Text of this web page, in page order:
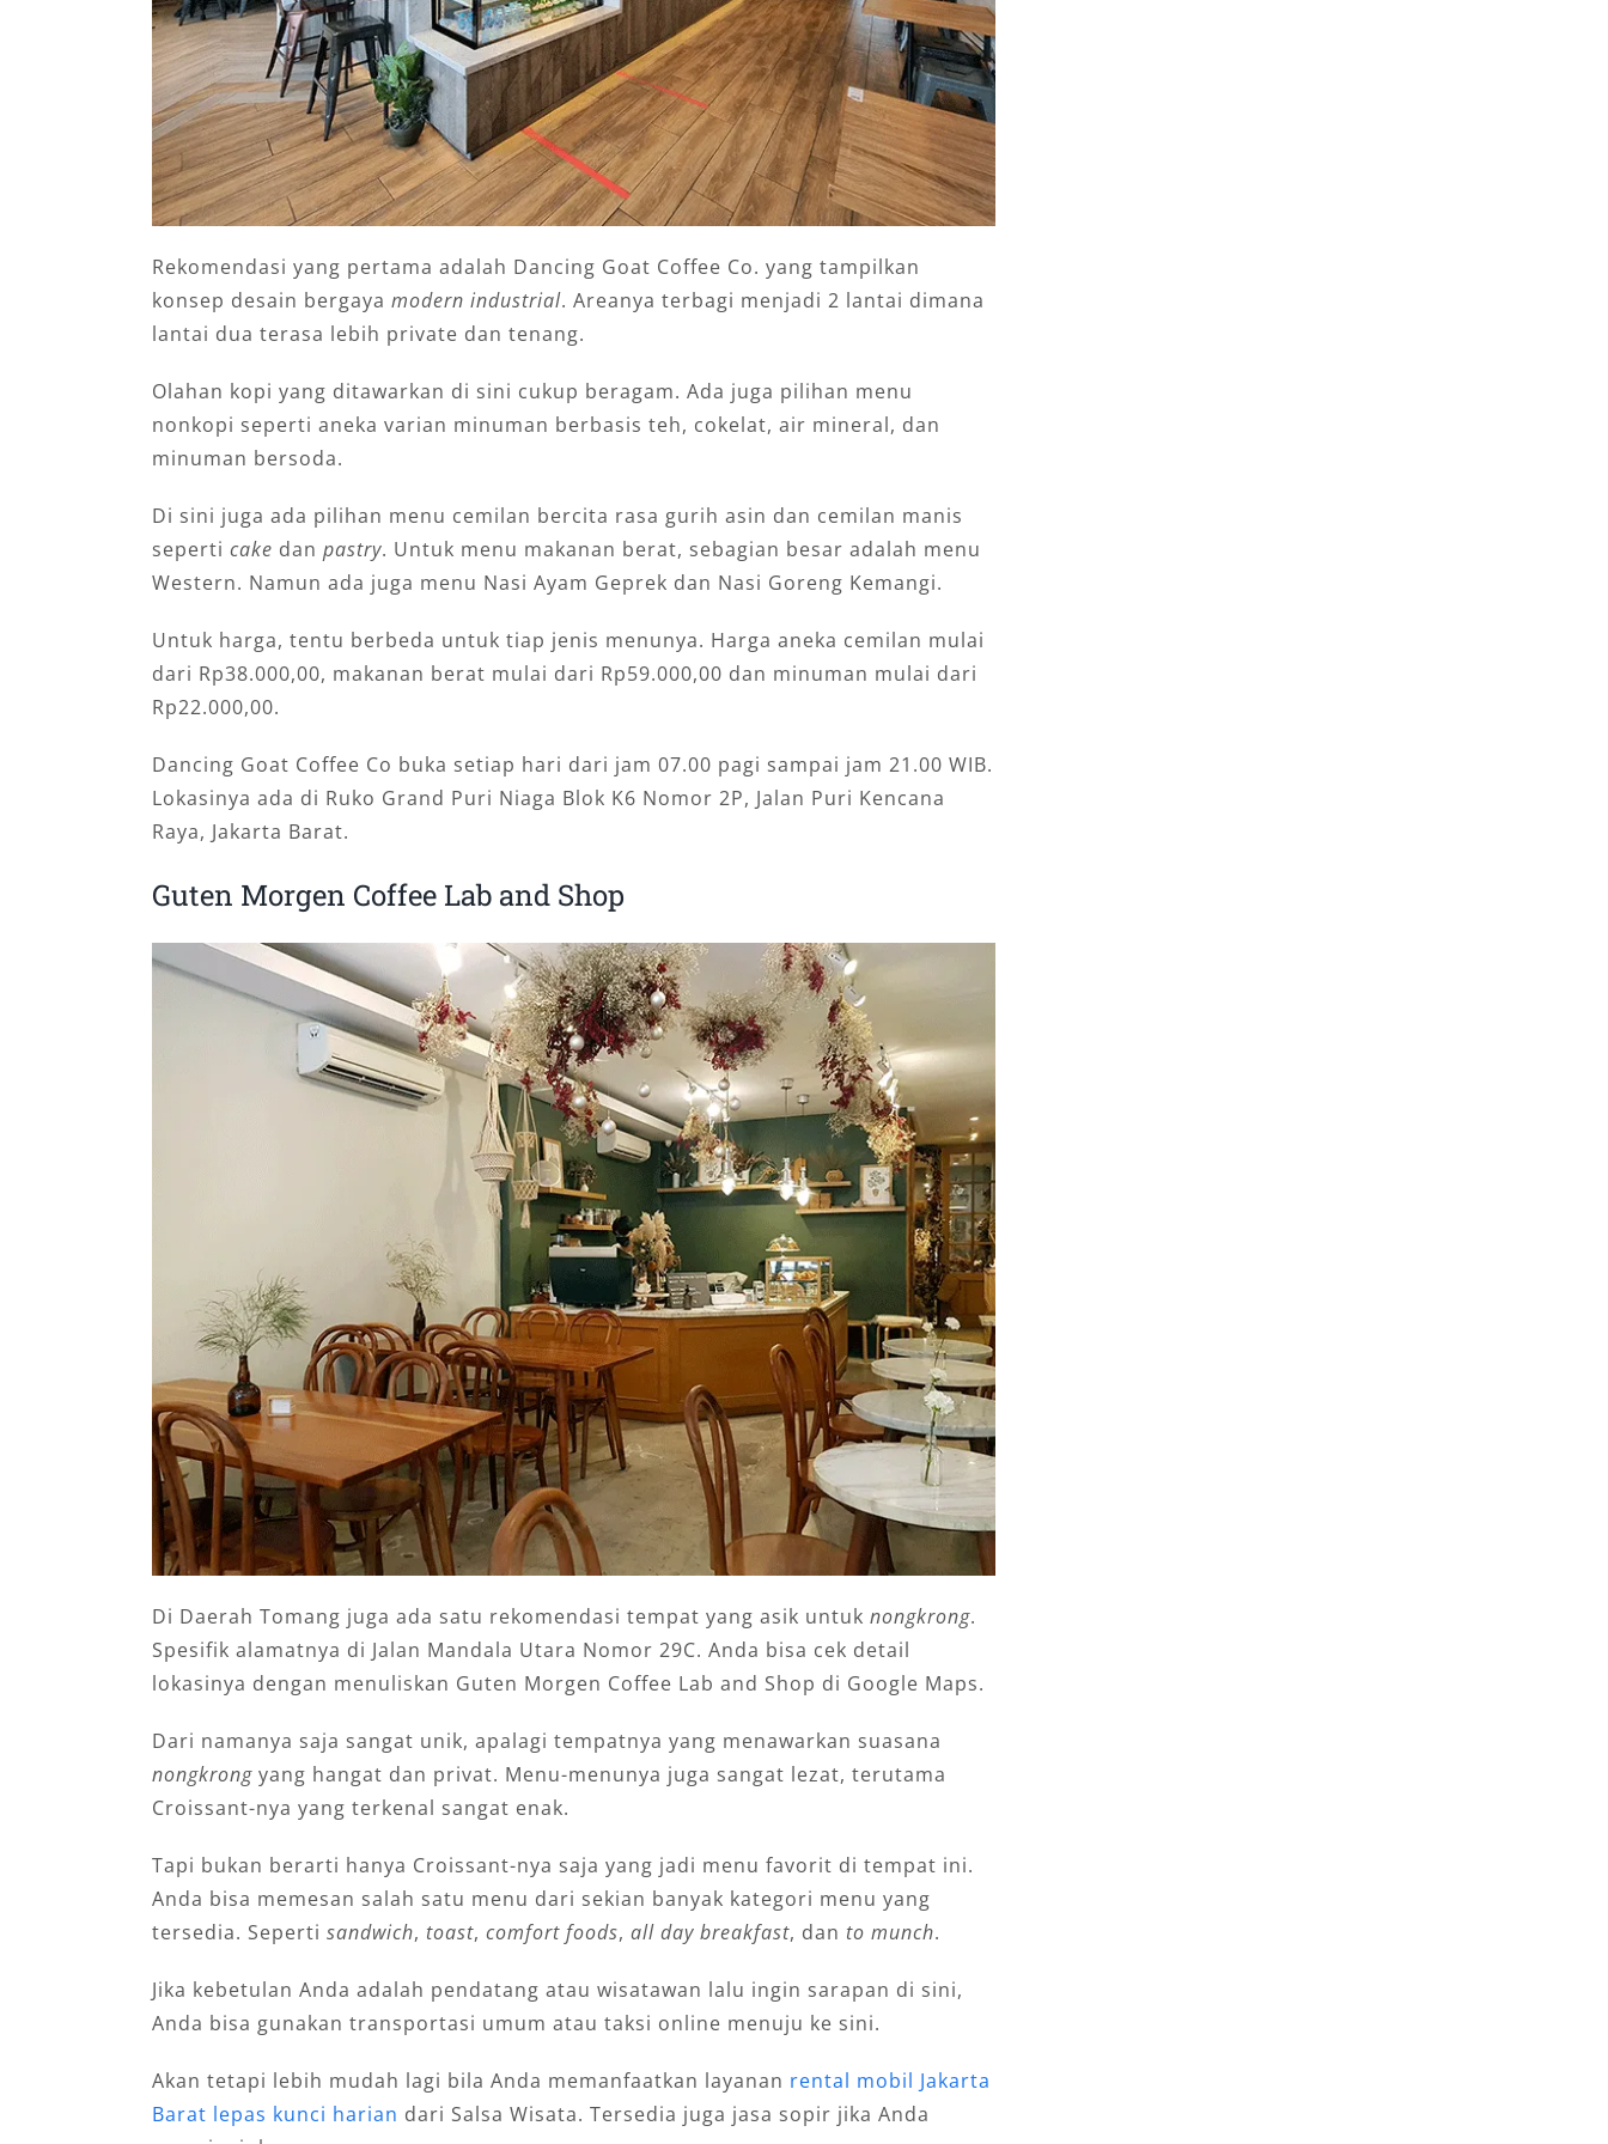
Rekomendasi yang pertama adalah Dancing Goat Coffee Co. yang tampilkan
konsep desain bergaya modern industrial. Areanya terbagi menjadi 2 lantai dimana
lantai dua terasa lebih private dan tenang.
Olahan kopi yang ditawarkan di sini cukup beragam. Ada juga pilihan menu
nonkopi seperti aneka varian minuman berbasis teh, cokelat, air mineral, dan
minuman bersoda.
Di sini juga ada pilihan menu cemilan bercita rasa gurih asin dan cemilan manis
seperti cake dan pastry. Untuk menu makanan berat, sebagian besar adalah menu
Western. Namun ada juga menu Nasi Ayam Geprek dan Nasi Goreng Kemangi.
Untuk harga, tentu berbeda untuk tiap jenis menunya. Harga aneka cemilan mulai
dari Rp38.000,00, makanan berat mulai dari Rp59.000,00 dan minuman mulai dari
Rp22.000,00.
Dancing Goat Coffee Co buka setiap hari dari jam 07.00 pagi sampai jam 21.00 WIB.
Lokasinya ada di Ruko Grand Puri Niaga Blok K6 Nomor 2P, Jalan Puri Kencana
Raya, Jakarta Barat.
Guten Morgen Coffee Lab and Shop
Di Daerah Tomang juga ada satu rekomendasi tempat yang asik untuk nongkrong.
Spesifik alamatnya di Jalan Mandala Utara Nomor 29C. Anda bisa cek detail
lokasinya dengan menuliskan Guten Morgen Coffee Lab and Shop di Google Maps.
Dari namanya saja sangat unik, apalagi tempatnya yang menawarkan suasana
nongkrongyang hangat dan privat. Menu-menunya juga sangat lezat, terutama
Croissant-nya yang terkenal sangat enak.
Tapi bukan berarti hanya Croissant-nya saja yang jadi menu favorit di tempat ini.
Anda bisa memesan salah satu menu dari sekian banyak kategori menu yang
tersedia. Seperti sandwich, toast, comfort foods, all day breakfast, dan to munch.
Jika kebetulan Anda adalah pendatang atau wisatawan lalu ingin sarapan di sini,
Anda bisa gunakan transportasi umum atau taksi online menuju ke sini.
Akan tetapi lebih mudah lagi bila Anda memanfaatkan layanan rental mobil Jakarta
Barat lepas kunci harian dari Salsa Wisata. Tersedia juga jasa sopir jika Anda